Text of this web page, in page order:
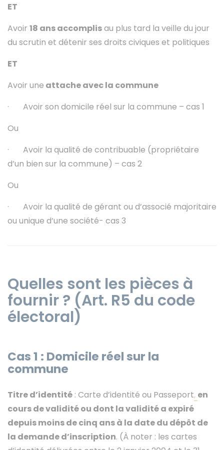
ET
Avoir 18 ans accomplisau plus tard la veille du jour
du scrutin et détenir ses droits civiques et politiques
ET
Avoir une attache avec la commune
· Avoir son domicile réel sur la commune – cas 1
Ou
· Avoir la qualité de contribuable (propriétaire
d’un bien sur la commune) – cas 2
Ou
· Avoir la qualité de gérant ou d’associé majoritaire
ou unique d’une société- cas 3
Quelles sont les pièces à
fournir ? (Art. R5 du code
électoral)
Cas 1 : Domicile réel sur la
commune
Titre d’identité : Carte d’identité ou Passeport, en
cours de validité ou dont la validité a expiré
depuis moins de cinq ans à la date du dépôt de
la demande d’inscription. (À noter : les cartes